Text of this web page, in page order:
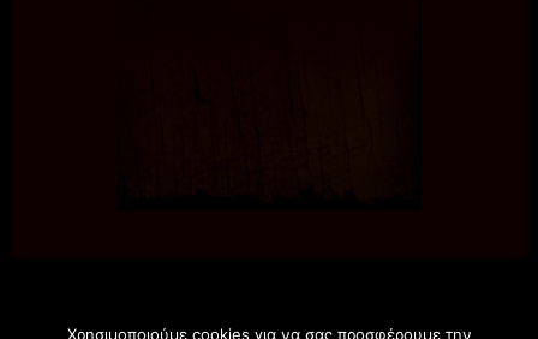
Χρησιμοποιούμε cookies για να σας προσφέρουμε την